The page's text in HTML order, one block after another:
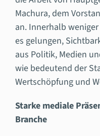
Machura, dem
an. Innerhalb
es gelungen,
aus Politik, Medien
wie bedeutend der
Wertschöpfung und
Starke mediale
Branche